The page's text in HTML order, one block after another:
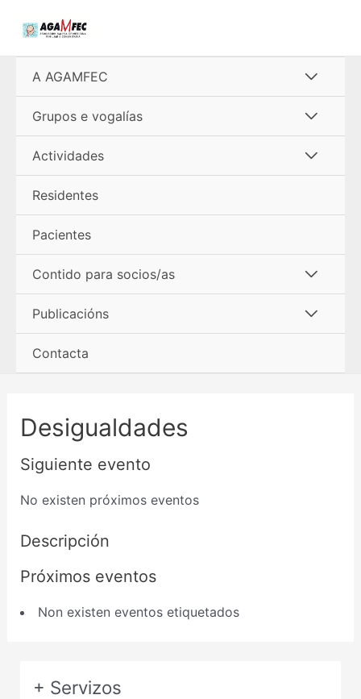
A AGAMFEC
menú
Grupos e vogalías
menú
Actividades
Residentes
Pacientes
Contido para socios/as
menú
Publicacións
Contacta
Desigualdades
Siguiente evento
No existen próximos eventos
Descripción
Próximos eventos
Non existen eventos etiquetados
+ Servizos